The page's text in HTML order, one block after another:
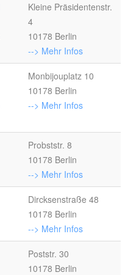
Kleine Präsidentenstr.
4
10178 Berlin
--> Mehr Infos
Monbijouplatz 10
10178 Berlin
--> Mehr Infos
Probststr. 8
10178 Berlin
--> Mehr Infos
Dircksenstraße 48
10178 Berlin
--> Mehr Infos
Poststr. 30
10178 Berlin